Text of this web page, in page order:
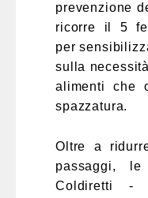
prevenzione
ricorre il 5
per
sulla
alimenti che
spazzatura.
Oltre a
passaggi,
Coldiretti -